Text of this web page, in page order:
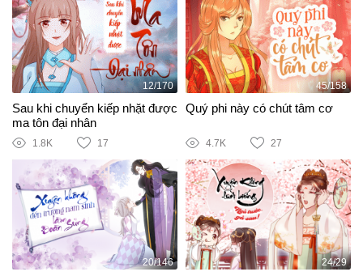
12/170
Sau khi chuyển kiếp nhặt được
ma tôn đại nhân
1.8K 17
45/158
Quý phi này có chút tâm cơ
4.7K 27
20/146 24/29